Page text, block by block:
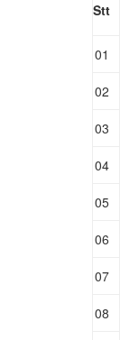
Stt
01
02
03
04
05
06
07
08